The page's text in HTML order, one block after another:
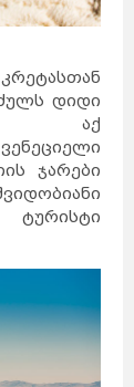
დიდი
აქ
ჯარები
ტურისტი